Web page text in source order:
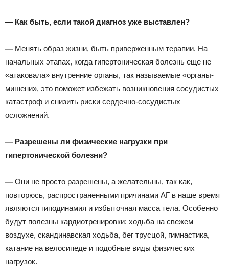
— Как быть, если такой диагноз уже выставлен?
— Менять образ жизни, быть приверженным терапии. На
начальных этапах, когда гипертоническая болезнь еще не
«атаковала» внутренние органы, так называемые «органы-
мишени», это поможет избежать возникновения сосудистых
катастроф и снизить риски сердечно-сосудистых
осложнений.
— Разрешены ли физические нагрузки при
гипертонической болезни?
— Они не просто разрешены, а желательны, так как,
повторюсь, распространенными причинами АГ в наше время
являются гиподинамия и избыточная масса тела. Особенно
будут полезны кардиотренировки: ходьба на свежем
воздухе, скандинавская ходьба, бег трусцой, гимнастика,
катание на велосипеде и подобные виды физических
нагрузок.